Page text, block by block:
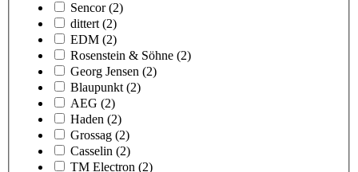
Sencor (2)
dittert (2)
EDM (2)
Rosenstein & Söhne (2)
Georg Jensen (2)
Blaupunkt (2)
AEG (2)
Haden (2)
Grossag (2)
Casselin (2)
TM Electron (2)